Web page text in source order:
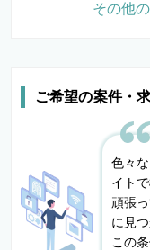
ご希望の案件・
色々
イト
頑張
に見
この
その他